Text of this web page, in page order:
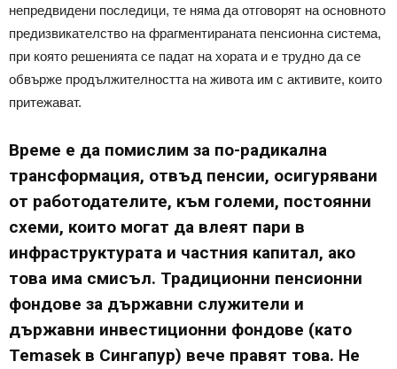
непредвидени последици, те няма да отговорят на основното
предизвикателство на фрагментираната пенсионна система,
при която решенията се падат на хората и е трудно да се
обвърже продължителността на живота им с активите, които
притежават.
Време е да помислим за по-радикална
трансформация, отвъд пенсии, осигурявани
от работодателите, към големи, постоянни
схеми, които могат да влеят пари в
инфраструктурата и частния капитал, ако
това има смисъл. Традиционни пенсионни
фондове за държавни служители и
държавни инвестиционни фондове (като
Temasek в Сингапур) вече правят това. Не